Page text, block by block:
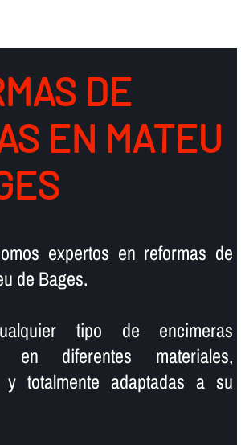
DE
EN MATEU
expertos en reformas de
de Bages.
tipo de encimeras
en diferentes materiales,
y totalmente adaptadas a su